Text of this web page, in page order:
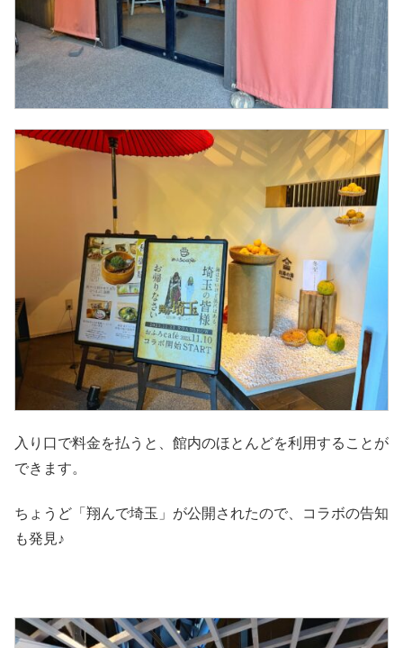
入り口で料金を払うと、館内のほとんどを利用することが
できます。
ちょうど「翔んで埼玉」が公開されたので、コラボの告知
も発見♪